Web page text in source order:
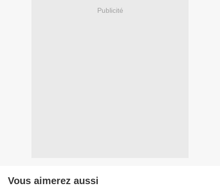
Publicité
Vous aimerez aussi